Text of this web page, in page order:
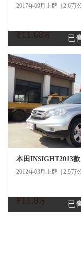
已
2017年09月上牌 | 2.6万
¥11.68 万 商
已
本田INSIGHT2013
2012年03月上牌 | 2.9万
¥11.8 万 商